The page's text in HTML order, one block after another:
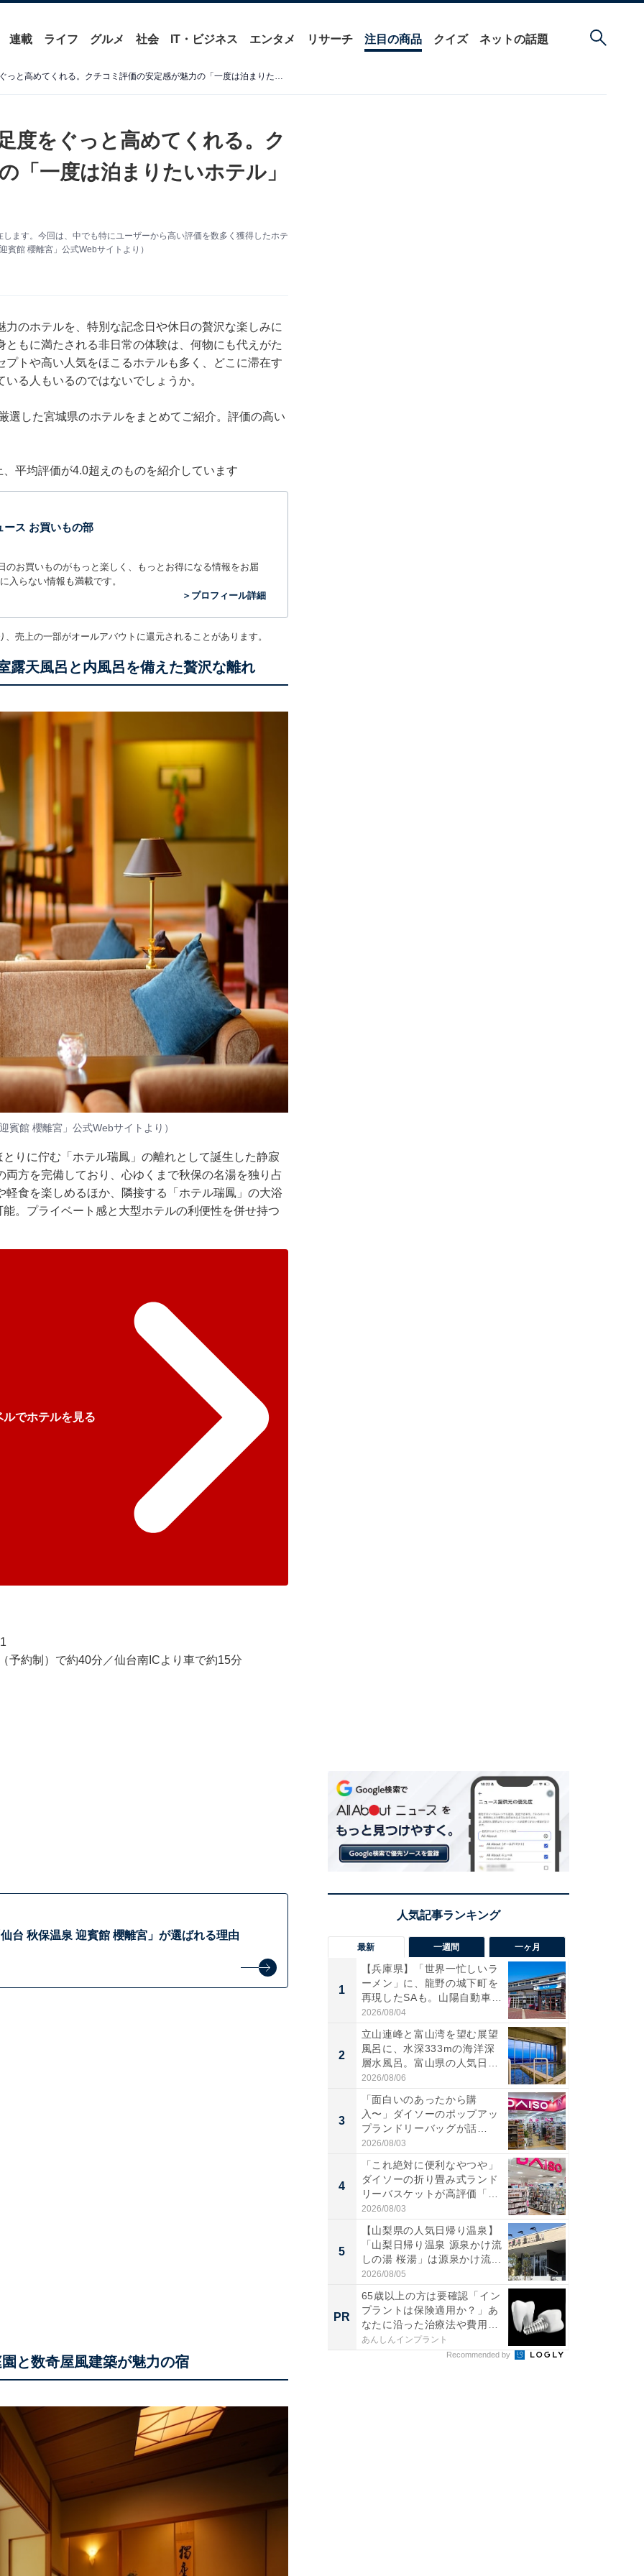
連載 ライフ グルメ 社会 IT・ビジネス エンタメ リサーチ 注目の商品 クイズ ネットの話題
【宮城県の温泉地】旅の満足度をぐっと高めてくれる。クチコミ評価の安定感が魅力の「一度は泊まりたいホテル」3選【秋保温泉】
度をぐっと高めてくれる。ク
「一度は泊まりたいホテル」
ます。今回は、中でも特にユーザーから高い評価を数多く獲得したホテ
館 櫻離宮」公式Webサイトより）
のホテルを、特別な記念日や休日の贅沢な楽しみに
もに満たされる非日常の体験は、何物にも代えがた
トや高い人気をほこるホテルも多く、どこに滞在す
る人もいるのではないでしょうか。
選した宮城県のホテルをまとめてご紹介。評価の高い
平均評価が4.0超えのものを紹介しています
ス お買いもの部
お買いものがもっと楽しく、もっとお得になる情報をお届
入らない情報も満載です。
＞プロフィール詳細
売上の一部がオールアバウトに還元されることがあります。
露天風呂と内風呂を備えた贅沢な離れ
館 櫻離宮」公式Webサイトより）
りに佇む「ホテル瑞鳳」の離れとして誕生した静寂
方を完備しており、心ゆくまで秋保の名湯を独り占
食を楽しめるほか、隣接する「ホテル瑞鳳」の大浴
。プライベート感と大型ホテルの利便性を併せ持つ
でホテルを見る
予約制）で約40分／仙台南ICより車で約15分
台 秋保温泉 迎賓館 櫻離宮」が選ばれる理由
と数奇屋風建築が魅力の宿
最新 一週間 一ヶ月
1
【兵庫県】「世界一忙しいラ
ーメン」に、龍野の城下町を
再現したSAも。山陽自動車
道...
2026/08/04
2
立山連峰と富山湾を望む展望
風呂に、水深333mの海洋深
層水風呂。富山県の人気日
帰...
2026/08/06
3
「面白いのあったから購
入〜」ダイソーのポップアッ
プランドリーバッグが話
題。“さま...
2026/08/03
4
「これ絶対に便利なやつや」
ダイソーの折り畳み式ランド
リーバスケットが高評価「使
わ...
2026/08/03
5
【山梨県の人気日帰り温泉】
「山梨日帰り温泉 源泉かけ流
しの湯 桜湯」は源泉かけ流...
2026/08/05
PR
65歳以上の方は要確認「イン
プラントは保険適用か？」あ
なたに沿った治療法や費用
を...
あんしんインプラント
Recommended by